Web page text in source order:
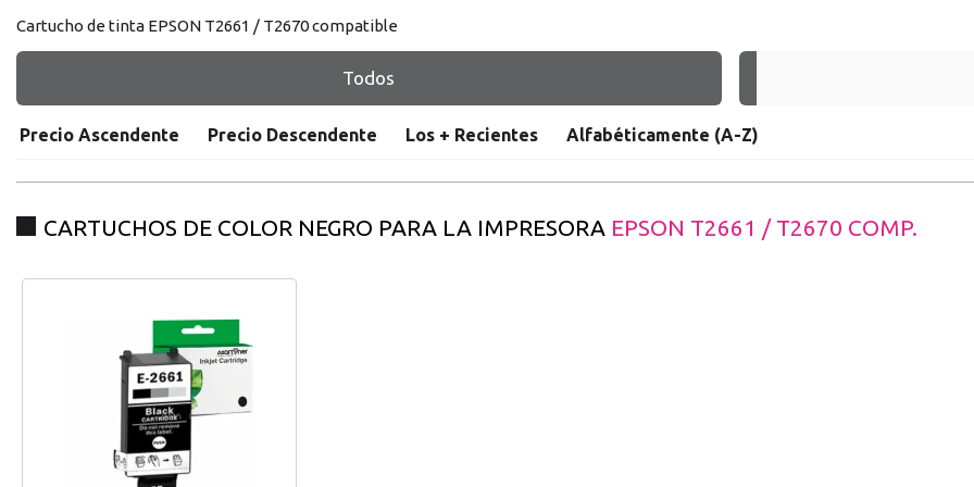
registro distribuidor
Cartucho de tinta EPSON T2661 / T2670 compatible
Todos
Precio Ascendente Precio Descendente Los + Recientes Alfabéticamente (A-Z)
CARTUCHOS DE COLOR NEGRO PARA LA IMPRESORA EPSON T2661 / T2670 COMP.